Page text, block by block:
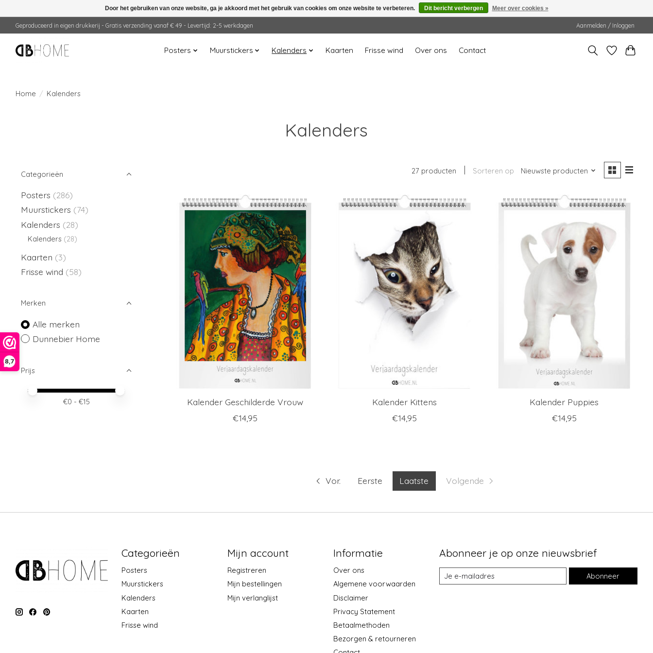
8,7
Geproduceerd in eigen drukkerij - Gratis verzending vanaf € 49 - Levertijd: 2-5 werkdagen Aanmelden / Inloggen
Posters Muurstickers Kalenders Kaarten Frisse wind Over ons Contact
Home / Kalenders
Kalenders
Categorieën
Posters (286)
Muurstickers (74)
Kalenders (28)
Kalenders (28)
Kaarten (3)
Frisse wind (58)
Merken
Alle merken
Dunnebier Home
Prijs
Minimale prijswaarde
Price maximum value
€0 - €15
27 producten Sorteren op Nieuwste producten
Kalender Geschilderde Vrouw
€14,95
Kalender Kittens
€14,95
Kalender Puppies
€14,95
Vor. Eerste Laatste Volgende
Categorieën
Posters
Muurstickers
Kalenders
Kaarten
Frisse wind
Mijn account
Registreren
Mijn bestellingen
Mijn verlanglijst
Informatie
Over ons
Algemene voorwaarden
Disclaimer
Privacy Statement
Betaalmethoden
Bezorgen & retourneren
Abonneer je op onze nieuwsbrief
Abonneer
Door het gebruiken van onze website, ga je akkoord met het gebruik van cookies om onze website te verbeteren. Dit bericht verbergen Meer over cookies »